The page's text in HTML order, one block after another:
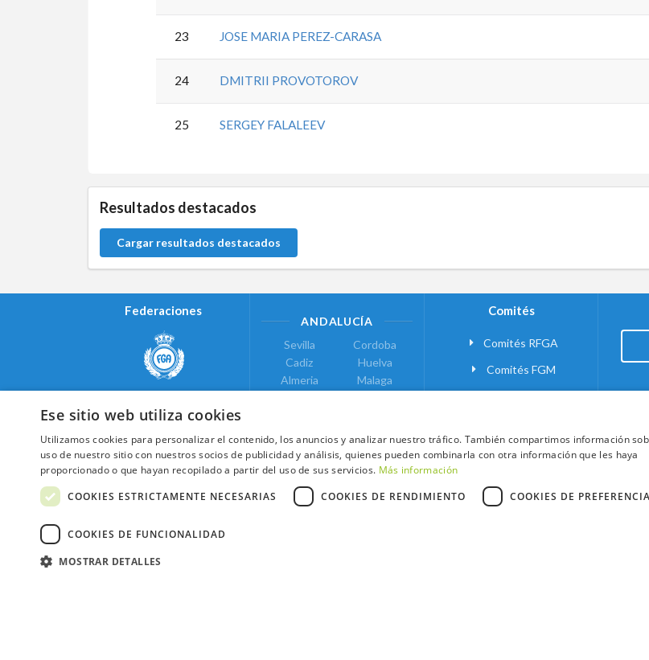
23 JOSE MARIA PEREZ-CARASA
24 DMITRII PROVOTOROV
25 SERGEY FALALEEV
Resultados destacados
Cargar resultados destacados
Federaciones
Real Federación Andaluza de
Golf
Federación de Golf de Madrid
ANDALUCÍA
Sevilla
Cadiz
Almeria
Cordoba
Huelva
Malaga
Valencia
COMUNIDAD DE MADRID
Madrid
Comités
Comités RFGA
Comités FGM
2026 ©NextCaddy.
Ese sitio web utiliza cookies
Utilizamos cookies para personalizar el contenido, los anuncios y analizar nuestro tráfico. También compartimos información
uso de nuestro sitio con nuestros socios de publicidad y análisis, quienes pueden combinarla con otra información que les haya
proporcionado o que hayan recopilado a partir del uso de sus servicios. Más información
COOKIES ESTRICTAMENTE NECESARIAS
COOKIES DE RENDIMIENTO COOKIES DE
COOKIES DE FUNCIONALIDAD
MOSTRAR DETALLES